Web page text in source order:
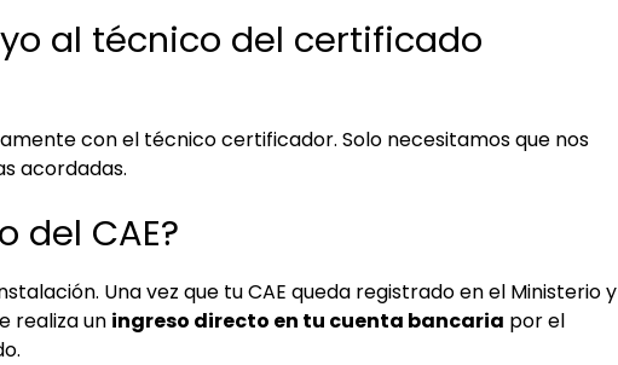
al técnico del certificado
con el técnico certificador. Solo necesitamos que nos
acordadas.
del CAE?
Una vez que tu CAE queda registrado en el Ministerio y
realiza un ingreso directo en tu cuenta bancaria por el